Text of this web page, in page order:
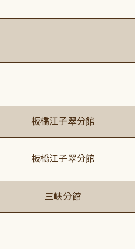
板橋江子翠分館
板橋江子翠分館
三峽分館